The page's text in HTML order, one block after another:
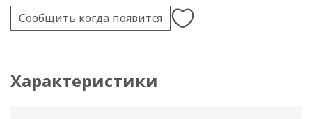
Сообщить когда появится
Характеристики